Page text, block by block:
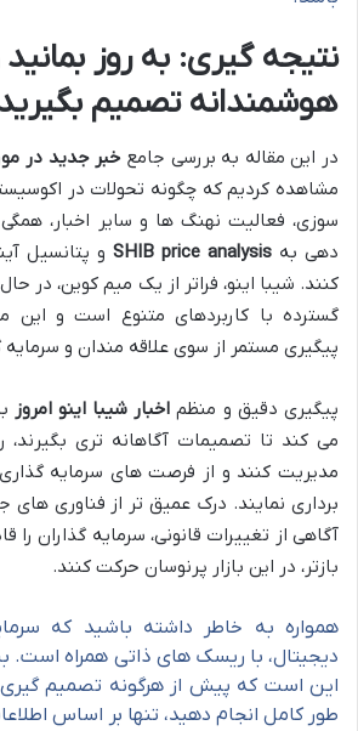
نتیجه گیری: به روز
هوشمندانه تصمیم
در این مقاله به بررسی جامع خبر جدید در
مشاهده کردیم که چگونه تحولات در
سوزی، فعالیت نهنگ ها و سایر اخبار،
دهی به SHIB price analysis و پتانسیل
کنند. شیبا اینو، فراتر از یک میم کوین، در
گسترده با کاربردهای متنوع است و این
پیگیری مستمر از سوی علاقه مندان و
پیگیری دقیق و منظم اخبار شیبا اینو امروز
می کند تا تصمیمات آگاهانه تری بگیرند،
مدیریت کنند و از فرصت های سرمایه
برداری نمایند. درک عمیق تر از فناوری های
آگاهی از تغییرات قانونی، سرمایه گذاران را
بازتر، در این بازار پرنوسان حرکت کنند.
همواره به خاطر داشته باشید که
دیجیتال، با ریسک های ذاتی همراه است.
این است که پیش از هرگونه تصمیم
طور کامل انجام دهید، تنها بر اساس